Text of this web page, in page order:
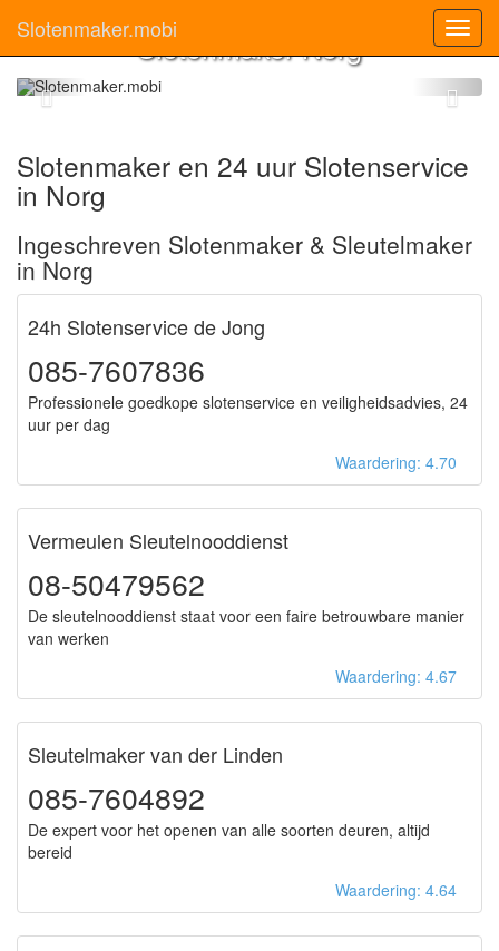
Slotenmaker.mobiSlotenmaker Norg
Slotenmaker en 24 uur Slotenservice
in Norg
Ingeschreven Slotenmaker & Sleutelmaker
in Norg
24h Slotenservice de Jong
085-7607836
Professionele goedkope slotenservice en veiligheidsadvies, 24
uur per dag
Waardering: 4.70
Vermeulen Sleutelnooddienst
08-50479562
De sleutelnooddienst staat voor een faire betrouwbare manier
van werken
Waardering: 4.67
Sleutelmaker van der Linden
085-7604892
De expert voor het openen van alle soorten deuren, altijd
bereid
Waardering: 4.64